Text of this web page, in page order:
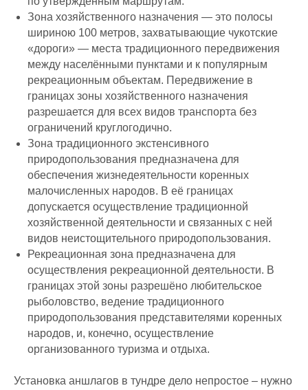
Зона хозяйственного назначения — это полосы
шириною 100 метров, захватывающие чукотские
«дороги» — места традиционного передвижения
между населёнными пунктами и к популярным
рекреационным объектам. Передвижение в
границах зоны хозяйственного назначения
разрешается для всех видов транспорта без
ограничений круглогодично.
Зона традиционного экстенсивного
природопользования предназначена для
обеспечения жизнедеятельности коренных
малочисленных народов. В её границах
допускается осуществление традиционной
хозяйственной деятельности и связанных с ней
видов неистощительного природопользования.
Рекреационная зона предназначена для
осуществления рекреационной деятельности. В
границах этой зоны разрешёно любительское
рыболовство, ведение традиционного
природопользования представителями коренных
народов, и, конечно, осуществление
организованного туризма и отдыха.
Установка аншлагов в тундре дело непростое – нужно